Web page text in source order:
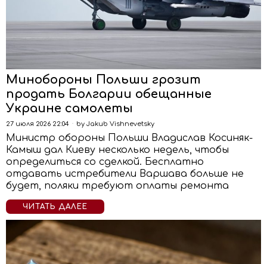
Минобороны Польши грозит
продать Болгарии обещанные
Украине самолеты
27 июля 2026 22:04 by Jakub Vishnevetsky
Министр обороны Польши Владислав Косиняк-
Камыш дал Киеву несколько недель, чтобы
определиться со сделкой. Бесплатно
отдавать истребители Варшава больше не
будет, поляки требуют оплаты ремонта
ЧИТАТЬ ДАЛЕЕ